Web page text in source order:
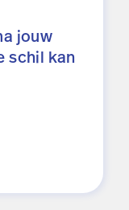
jouw
schil kan